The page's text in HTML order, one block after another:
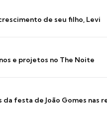
de seu filho, Levi
e projetos no The Noite
festa de João Gomes nas